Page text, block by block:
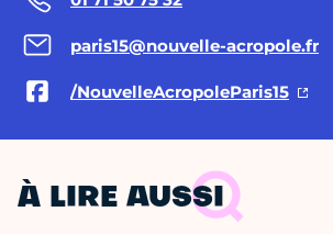
paris15@nouvelle-acropole.fr
/NouvelleAcropoleParis15
À LIRE AUSSI